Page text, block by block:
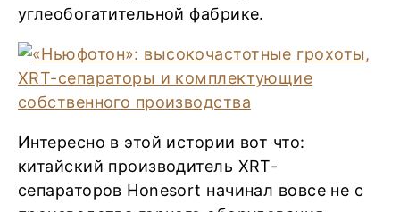
углеобогатительной фабрике.
Интересно в этой истории вот что:
китайский производитель XRT-
сепараторов Honesort начинал вовсе не с